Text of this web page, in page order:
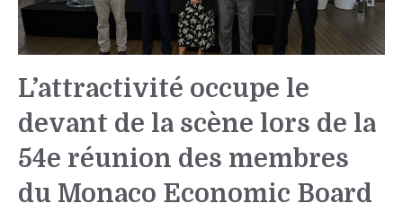
L’attractivité occupe le
devant de la scène lors de la
54e réunion des membres
du Monaco Economic Board